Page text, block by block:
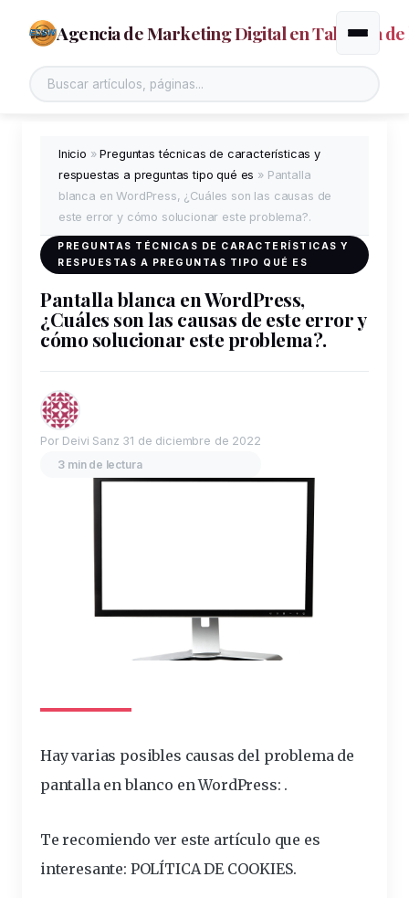
Agencia de Marketing Digital en Talavera de
Alternar
Inicio »Preguntas técnicas de características y
respuestas a preguntas tipo qué es » Pantalla
blanca en WordPress, ¿Cuáles son las causas de
este error y cómo solucionar este problema?.
PREGUNTAS TÉCNICAS DE CARACTERÍSTICAS Y
RESPUESTAS A PREGUNTAS TIPO QUÉ ES
Pantalla blanca en WordPress,
¿Cuáles son las causas de este error y
cómo solucionar este problema?.
Por Deivi Sanz 31 de diciembre de 2022
3 min de lectura
Hay varias posibles causas del problemade
pantallaenblanco en WordPress: .
Te recomiendo ver este artículo que es
interesante: POLÍTICA DE COOKIES.